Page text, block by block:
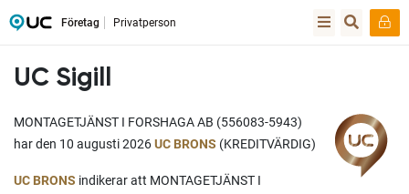
Företag Privatperson
UC Sigill
MONTAGETJÄNST I FORSHAGA AB (556083-5943)
har den 10 augusti 2026UC BRONS (KREDITVÄRDIG)
UC BRONS indikerar att MONTAGETJÄNST I